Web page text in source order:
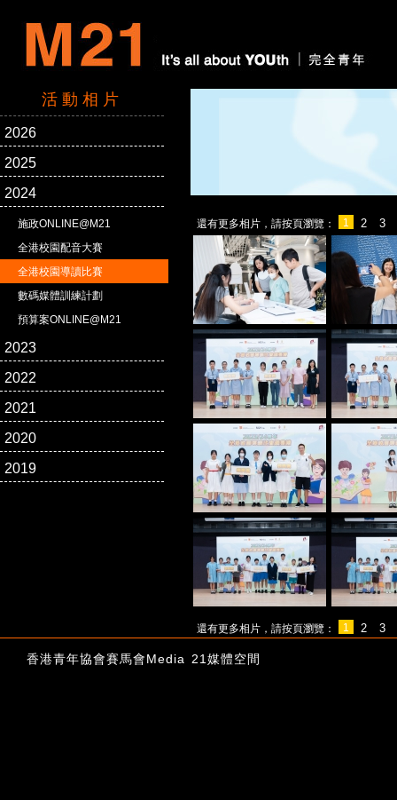
活動相片
2026
2025
2024
施政ONLINE@M21
全港校園配音大賽
全港校園導讀比賽
數碼媒體訓練計劃
預算案ONLINE@M21
2023
2022
2021
2020
2019
還有更多相片，請按頁瀏覽： 1 2 3
還有更多相片，請按頁瀏覽： 1 2 3
香港青年協會賽馬會Media 21媒體空間